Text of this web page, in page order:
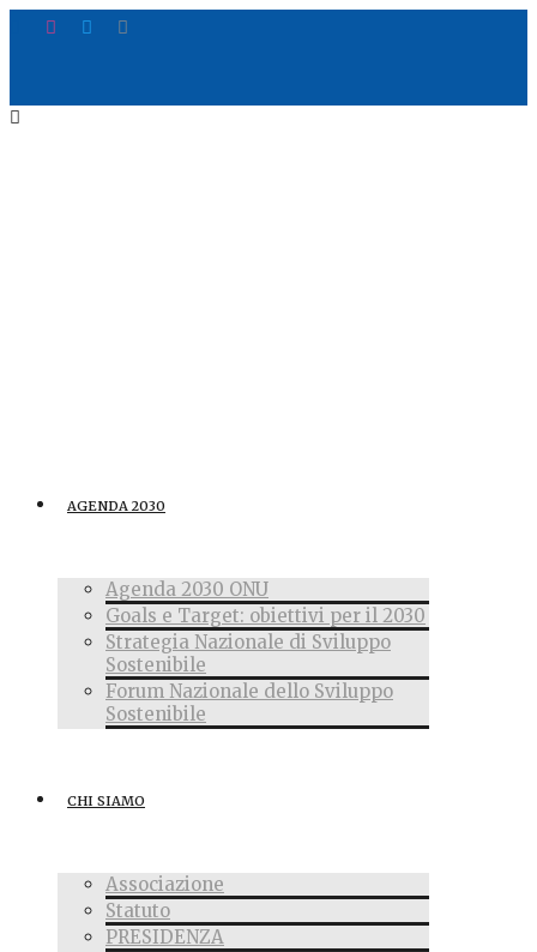
AGENDA 2030
Agenda 2030 ONU
Goals e Target: obiettivi per il 2030
Strategia Nazionale di Sviluppo
Sostenibile
Forum Nazionale dello Sviluppo
Sostenibile
CHI SIAMO
Associazione
Statuto
PRESIDENZA